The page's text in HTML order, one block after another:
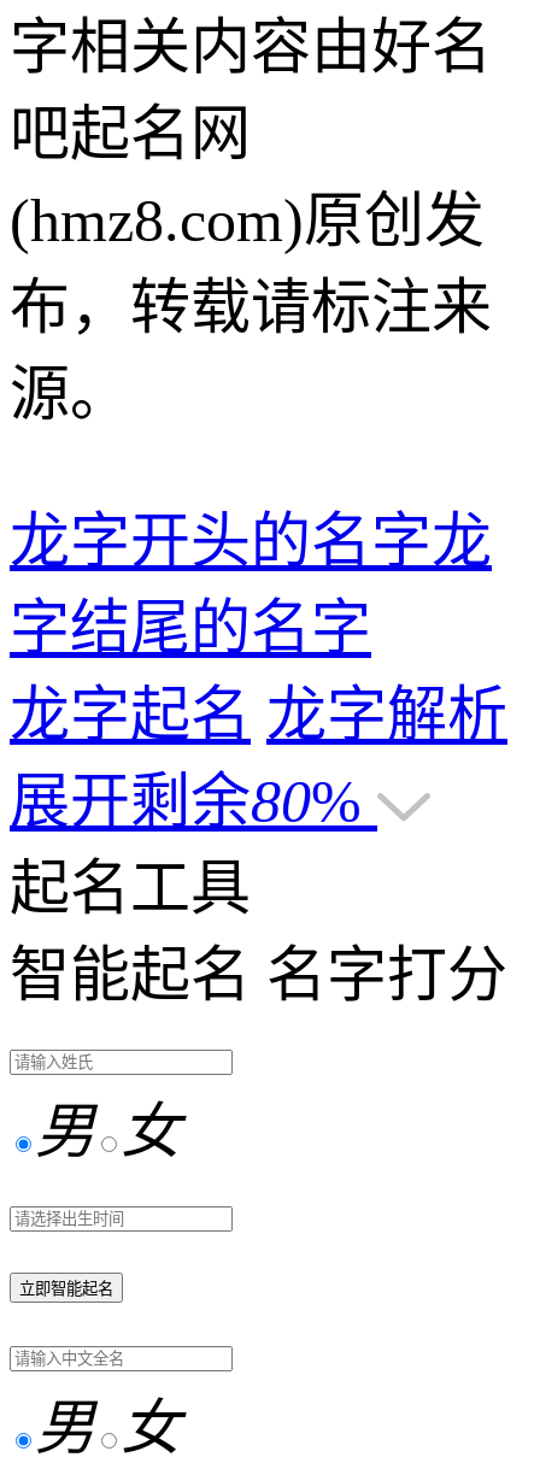
字相关内容由好名
吧起名网
(hmz8.com)原创发
布，转载请标注来
源。
龙字开头的名字龙
字结尾的名字
龙字起名 龙字解析
展开剩余80%
起名工具
智能起名 名字打分
男 女
立即智能起名
男 女